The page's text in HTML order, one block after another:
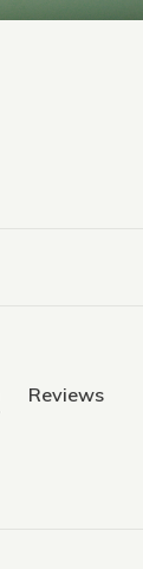
Reviews